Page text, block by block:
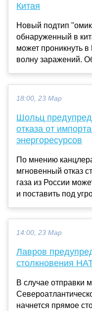
Китая
Новый подтип
обнаруженный в
может проникнуть
волну заражений.
18:00, 23 Мар
Шольц
отказа от
энергоресурсов
По мнению
мгновенный отказ
газа из России
и поставить под
14:00, 23 Мар
Лавров
столкновения
В случае отправки
начнется прямое